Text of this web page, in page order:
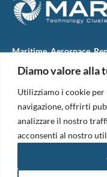
Diamo valore alla
Utilizziamo i cookie
navigazione, offrirti
analizzare il nostro
acconsenti al nostro
Maritime, Aerospace,
M.A.R.E. TC FVG S.c.ar.l.
34074 Monfalcone (Italy)
tel. +39 0481 723440
Codice Fiscale e Partita
PEC:marefvg@legalmail.it
Codice univoco per i
Copyright 2026. Design
Informativa Privacy|